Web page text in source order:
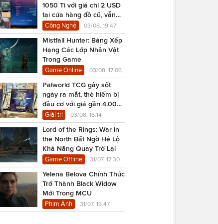
1050 Ti với giá chỉ 2 USD
tại cửa hàng đồ cũ, vẫn
chạy Cyberpunk 2077
Công Nghệ 03/08, 19:47
Mistfall Hunter: Bảng Xếp
Hạng Các Lớp Nhân Vật
Trong Game
Game Online 03/08, 17:06
Palworld TCG gây sốt
ngày ra mắt, thẻ hiếm bị
đầu cơ với giá gần 4.000
USD
Giải trí 03/08, 16:14
Lord of the Rings: War in
the North Bất Ngờ Hé Lộ
Khả Năng Quay Trở Lại
Game Offline 31/07, 17:30
Yelena Belova Chính Thức
Trở Thành Black Widow
Mới Trong MCU
Phim Ảnh 31/07, 16:47